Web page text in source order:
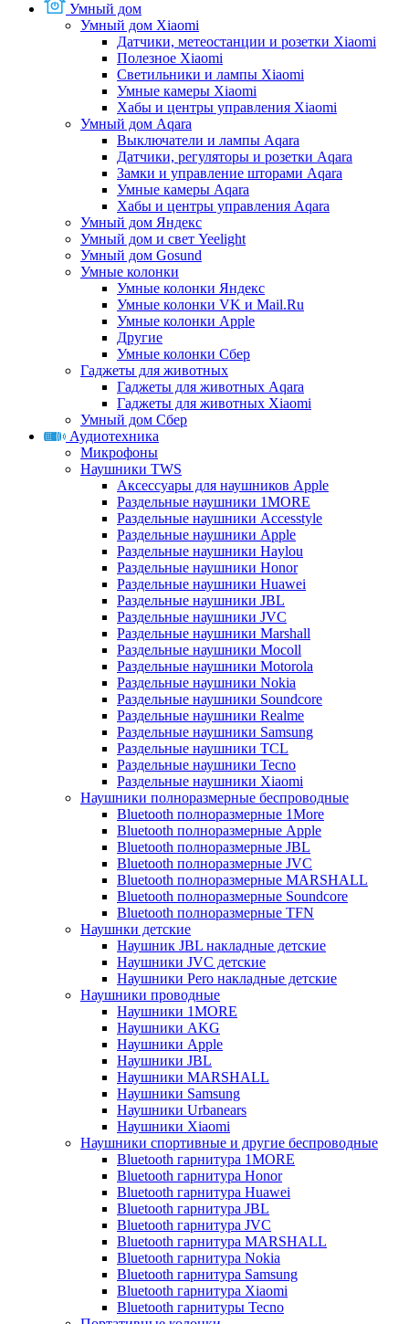
Умный дом
Умный дом Xiaomi
Датчики, метеостанции и розетки Xiaomi
Полезное Xiaomi
Светильники и лампы Xiaomi
Умные камеры Xiaomi
Хабы и центры управления Xiaomi
Умный дом Aqara
Выключатели и лампы Aqara
Датчики, регуляторы и розетки Aqara
Замки и управление шторами Aqara
Умные камеры Aqara
Хабы и центры управления Aqara
Умный дом Яндекс
Умный дом и свет Yeelight
Умный дом Gosund
Умные колонки
Умные колонки Яндекс
Умные колонки VK и Mail.Ru
Умные колонки Apple
Другие
Умные колонки Сбер
Гаджеты для животных
Гаджеты для животных Aqara
Гаджеты для животных Xiaomi
Умный дом Сбер
Аудиотехника
Микрофоны
Наушники TWS
Аксессуары для наушников Apple
Раздельные наушники 1MORE
Раздельные наушники Accesstyle
Раздельные наушники Apple
Раздельные наушники Haylou
Раздельные наушники Honor
Раздельные наушники Huawei
Раздельные наушники JBL
Раздельные наушники JVC
Раздельные наушники Marshall
Раздельные наушники Mocoll
Раздельные наушники Motorola
Раздельные наушники Nokia
Раздельные наушники Soundcore
Раздельные наушники Realme
Раздельные наушники Samsung
Раздельные наушники TCL
Раздельные наушники Tecno
Раздельные наушники Xiaomi
Наушники полноразмерные беспроводные
Bluetooth полноразмерные 1More
Bluetooth полноразмерные Apple
Bluetooth полноразмерные JBL
Bluetooth полноразмерные JVC
Bluetooth полноразмерные MARSHALL
Bluetooth полноразмерные Soundcore
Bluetooth полноразмерные TFN
Наушнки детские
Наушник JBL накладные детские
Наушники JVC детские
Наушники Pero накладные детские
Наушники проводные
Наушники 1MORE
Наушники AKG
Наушники Apple
Наушники JBL
Наушники MARSHALL
Наушники Samsung
Наушники Urbanears
Наушники Xiaomi
Наушники спортивные и другие беспроводные
Bluetooth гарнитура 1MORE
Bluetooth гарнитура Honor
Bluetooth гарнитура Huawei
Bluetooth гарнитура JBL
Bluetooth гарнитура JVC
Bluetooth гарнитура MARSHALL
Bluetooth гарнитура Nokia
Bluetooth гарнитура Samsung
Bluetooth гарнитура Xiaomi
Bluetooth гарнитуры Tecno